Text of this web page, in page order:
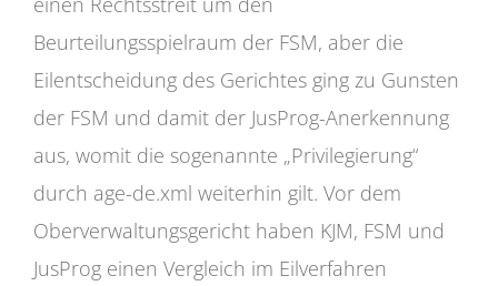
Beurteilungsspielraum der FSM, aber die
Eilentscheidung des Gerichtes ging zu Gunsten
der FSM und damit der JusProg-Anerkennung
aus, womit die sogenannte „Privilegierung“
durch age-de.xml weiterhin gilt. Vor dem
Oberverwaltungsgericht haben KJM, FSM und
JusProg einen Vergleich im Eilverfahren